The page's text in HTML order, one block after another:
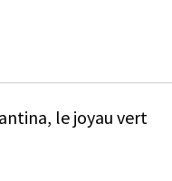
le joyau vert